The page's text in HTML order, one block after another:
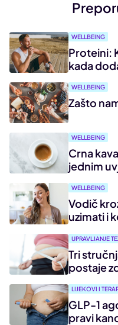
WELLBEING
Proteini:
kada
WELLBEING
Zašto
WELLBEING
Crna
jednim
WELLBEING
Vodič
uzimati i
UPRAVLJANJE
Tri
postaje
LIJEKOVI I
GLP-1
pravi